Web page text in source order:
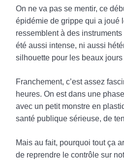
On ne va pas se mentir, ce
épidémie de grippe qui a joué
ressemblent à des
été aussi intense, ni aussi
silhouette pour les beaux
Franchement, c’est assez
heures. On est dans une
avec un petit monstre en
santé publique sérieuse, de
Mais au fait, pourquoi tout ça
de reprendre le contrôle sur